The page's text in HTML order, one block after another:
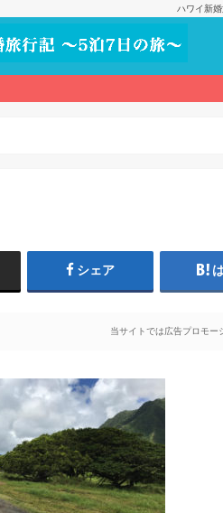
ハワイ新
シェア
当サイトでは広告プロモー